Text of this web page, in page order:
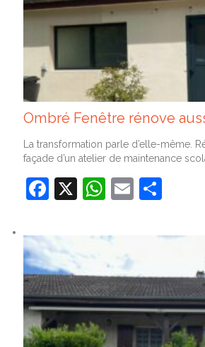
Ombré Fenêtre rénove
La transformation parle d’elle-même.
façade d’un atelier de maintenance
Facebook
X WhatsApp
Email